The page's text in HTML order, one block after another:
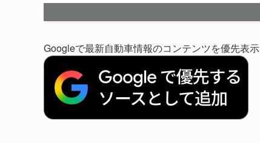
Googleで最新自動車情報のコンテンツを優先表示